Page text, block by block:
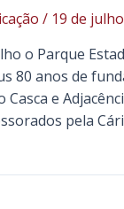
/ 19 de
o Parque
80 anos de
e
pela